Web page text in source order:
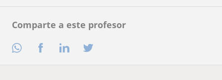
Comparte a este profesor